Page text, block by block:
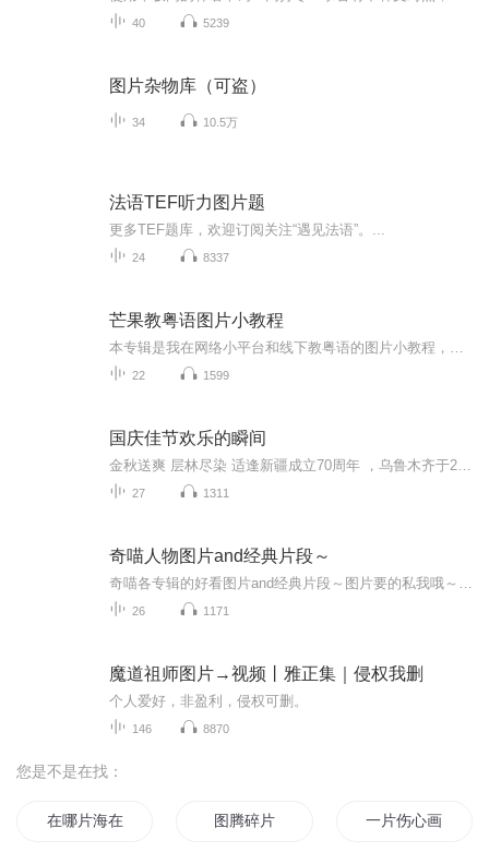
40 5239
图片杂物库（可盗）
34 10.5万
法语TEF听力图片题
更多TEF题库，欢迎订阅关注“遇见法语”。...
24 8337
芒果教粤语图片小教程
22 1599
国庆佳节欢乐的瞬间
27 1311
奇喵人物图片and经典片段～
26 1171
魔道祖师图片→视频丨雅正集｜侵权我删
个人爱好，非盈利，侵权可删。
146 8870
您是不是在找：
在哪片海在那片海 图腾碎片 一片伤心画不成